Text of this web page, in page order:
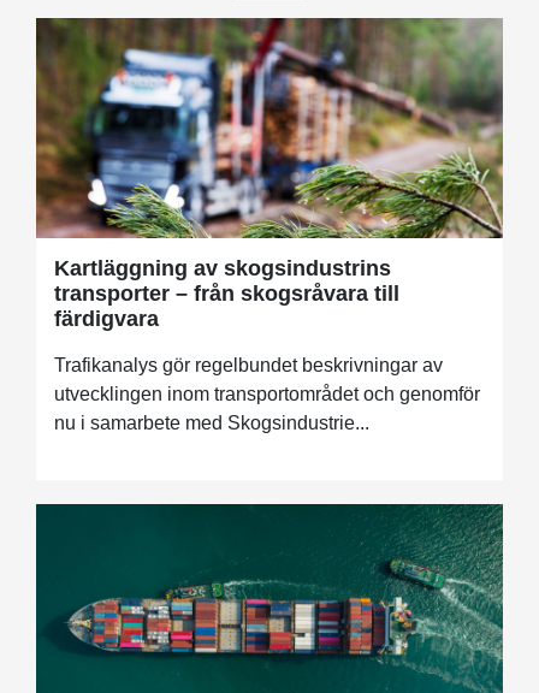
Kartläggning av skogsindustrins
transporter – från skogsråvara till
färdigvara
Trafikanalys gör regelbundet beskrivningar av
utvecklingen inom transportområdet och genomför
nu i samarbete med Skogsindustrie...